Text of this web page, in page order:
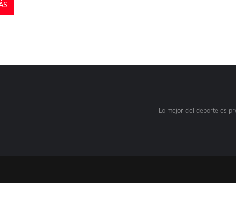
Lo mejor del deporte es